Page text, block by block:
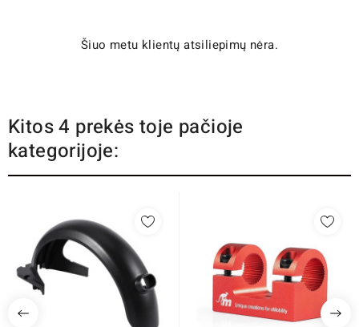
Šiuo metu klientų atsiliepimų nėra.
Kitos 4 prekės toje pačioje
kategorijoje: